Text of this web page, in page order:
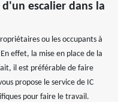
escalier dans la
ou les occupants à
effet, la mise en place de la
il est préférable de faire
propose le service de IC
pour faire le travail.